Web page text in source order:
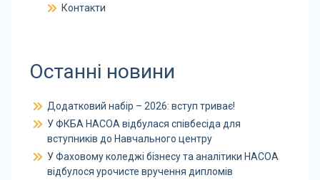
Контакти
Останні новини
Додатковий набір – 2026: вступ триває!
У ФКБА НАСОА відбулася співбесіда для
вступників до Навчального центру
У Фаховому коледжі бізнесу та аналітики НАСОА
відбулося урочисте вручення дипломів